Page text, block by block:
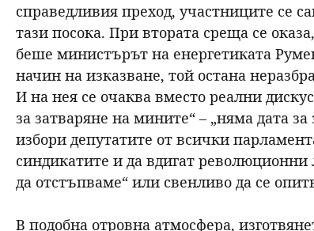
справедливия преход, участниците се
тази посока. При втората среща се
беше министърът на енергетиката
начин на изказване, той остана
И на нея се очаква вместо реални
за затваряне на мините“ – „няма дата
избори депутатите от всички
синдикатите и да вдигат
да отстъпваме“ или свенливо да се
В подобна отровна атмосфера,